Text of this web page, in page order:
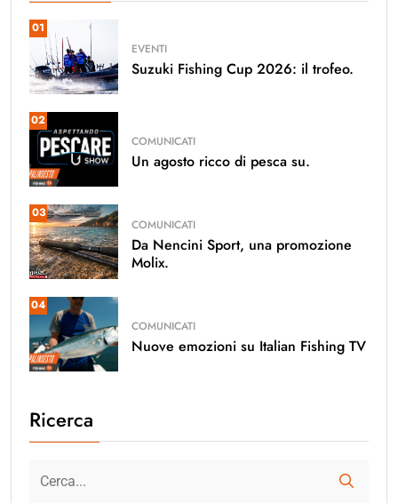
01
EVENTI
Suzuki Fishing Cup 2026: il trofeo.
02
COMUNICATI
Un agosto ricco di pesca su.
03
COMUNICATI
Da Nencini Sport, una promozione
Molix.
04
COMUNICATI
Nuove emozioni su Italian Fishing TV
Ricerca